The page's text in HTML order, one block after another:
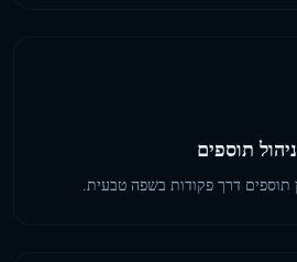
ניהול תוספים
דרך פקודות בשפה טבעית.